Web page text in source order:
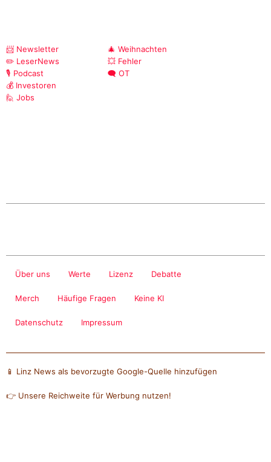
📨 Newsletter
✏️ LeserNews
🎙️ Podcast
💰 Investoren
🙋 Jobs
🎄 Weihnachten
💥 Fehler
🗨️ OT
Über uns Werte Lizenz Debatte
Merch Häufige Fragen Keine KI
Datenschutz Impressum
📱 Linz News als bevorzugte Google-Quelle hinzufügen
👉 Unsere Reichweite für Werbung nutzen!